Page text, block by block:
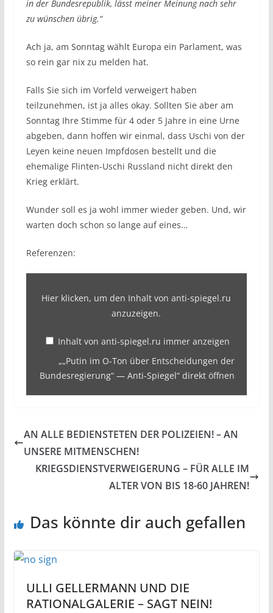
in der Bundesrepublik, lässt meiner Meinung nach sehr
zu wünschen übrig.“
Ach ja, am Sonntag wählt Europa ein Parlament, was
so rein gar nix zu melden hat.
Falls Sie sich im Vorfeld verweigert haben
teilzunehmen, ist ja alles okay. Sollten Sie aber am
Sonntag Ihre Stimme für 4 oder 5 Jahre in eine Urne
abgeben, dann hoffen wir einmal, dass Uschi von der
Leyen keine neuen Impfdosen bestellt und die
ehemalige Flinten-Uschi Russland nicht direkt den
Krieg erklärt.
Wunder soll es ja wohl immer wieder geben. Und, wir
warten doch schon so lange auf eines…
Referenzen:
im
O-
über
Entscheidungen
Anti-
Spiegel“
von
anti-
anzeigen
Hier klicken, um den Inhalt von anti-spiegel.ru
anzuzeigen.
Inhalt von anti-spiegel.ru immer anzeigen
„„Putin im O-Ton über Entscheidungen der
Bundesregierung“ — Anti-Spiegel“ direkt öffnen
AN ALLE BEDIENSTETEN DER POLIZEIEN! – AN
UNSERE MITMENSCHEN!
KRIEGSDIENSTVERWEIGERUNG – FÜR ALLE IM
ALTER VON BIS 18-60 JAHREN!
Das könnte dir auch gefallen
ULLI GELLERMANN UND DIE
RATIONALGALERIE – SAGT NEIN!